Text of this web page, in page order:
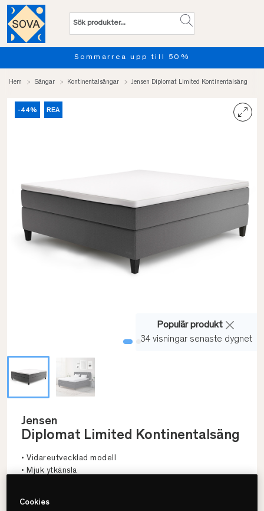
Provsov upp till 100
Hem Sängar Kontinentalsängar Jensen Diplomat Limited Kontinentalsäng
Populär produkt
34 visningar senaste dygnet
-44% REA
Jensen
Diplomat Limited Kontinentalsäng
• Vidareutvecklad modell
• Mjuk ytkänsla
Cookies